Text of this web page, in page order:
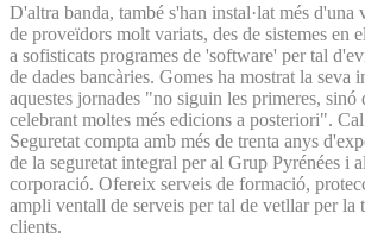
D'altra banda, també s'han instal·lat més d'una
de proveïdors molt variats, des de sistemes en
a sofisticats programes de 'software' per tal
de dades bancàries. Gomes ha mostrat la seva
aquestes jornades "no siguin les primeres, sinó
celebrant moltes més edicions a posteriori".
Seguretat compta amb més de trenta anys
de la seguretat integral per al Grup Pyrénées i
corporació. Ofereix serveis de formació,
ampli ventall de serveis per tal de vetllar per la
clients.